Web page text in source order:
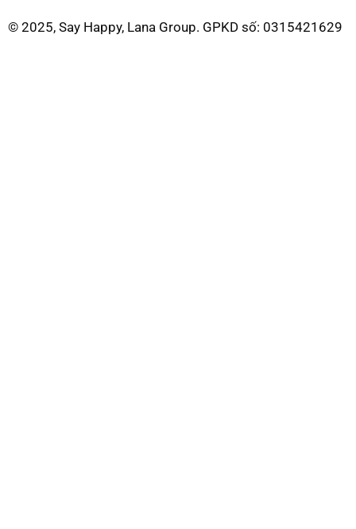
© 2025, Say Happy, Lana Group. GPKD số: 0315421629